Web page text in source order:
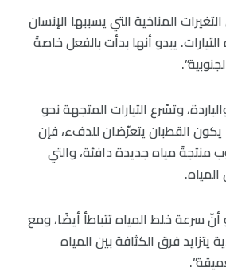
المناخية التي يسببها الإنسان
يبدو أنها بدأت بالفعل خاصةً
وتسّرع التيارات المتجهة نحو
القطبان يتعرّضان للدفء، فإن
منتجةً مياه جديدة دافئة، والتي
سرعة خلط المياه تتباطأ أيضًا، ومع
يتزايد فرق الكثافة بين المياه